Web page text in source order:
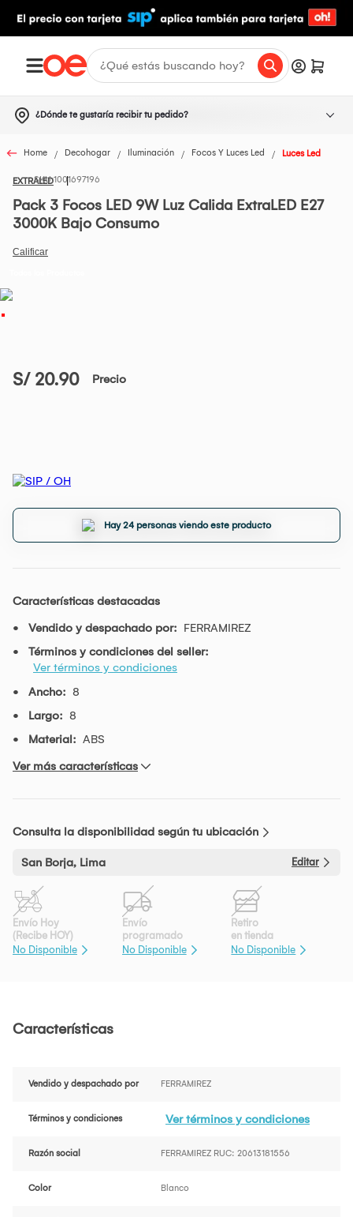
¿Dónde te gustaría recibir tu pedido?
Home Decohogar Iluminación Focos Y Luces Led Luces Led
EXTRALED1001697196
Pack 3 Focos LED 9W Luz Calida ExtraLED E27
3000K Bajo Consumo
S/ 20.90 Precio
Hay 24 personas viendo este producto
Características destacadas
Vendido y despachado por: FERRAMIREZ
Términos y condiciones del seller:
Ver términos y condiciones
Ancho: 8
Largo: 8
Material: ABS
Ver más características
Consulta la disponibilidad según tu ubicación
San Borja, Lima Editar
Envío Hoy
(Recibe HOY)
No Disponible
Envío
programado
No Disponible
Retiro
en tienda
No Disponible
Características
Vendido y despachado por FERRAMIREZ
Términos y condiciones Ver términos y condiciones
Razón social FERRAMIREZ RUC: 20613181556
Color Blanco